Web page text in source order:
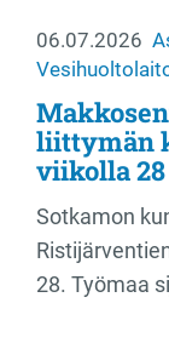
06.07.2026
liittymän
viikolla 28
Sotkamon
28. Työmaa